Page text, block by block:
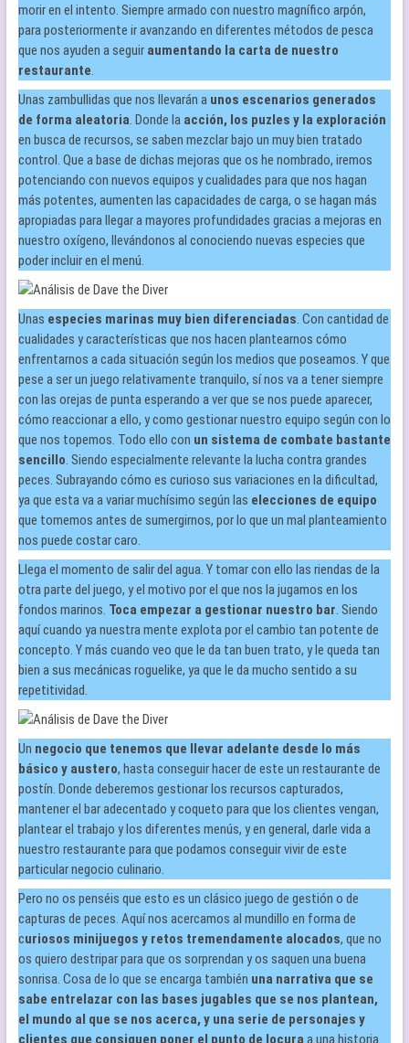
morir en el intento. Siempre armado con nuestro magnífico arpón,
para posteriormente ir avanzando en diferentes métodos de pesca
que nos ayuden a seguir aumentando la carta de nuestro
restaurante.
Unas zambullidas que nos llevarán a unos escenarios generados
de forma aleatoria. Donde la acción, los puzles y la exploración
en busca de recursos, se saben mezclar bajo un muy bien tratado
control. Que a base de dichas mejoras que os he nombrado, iremos
potenciando con nuevos equipos y cualidades para que nos hagan
más potentes, aumenten las capacidades de carga, o se hagan más
apropiadas para llegar a mayores profundidades gracias a mejoras en
nuestro oxígeno, llevándonos al conociendo nuevas especies que
poder incluir en el menú.
Unas especies marinas muy bien diferenciadas. Con cantidad de
cualidades y características que nos hacen plantearnos cómo
enfrentarnos a cada situación según los medios que poseamos. Y que
pese a ser un juego relativamente tranquilo, sí nos va a tener siempre
con las orejas de punta esperando a ver que se nos puede aparecer,
cómo reaccionar a ello, y como gestionar nuestro equipo según con lo
que nos topemos. Todo ello con un sistema de combate bastante
sencillo. Siendo especialmente relevante la lucha contra grandes
peces. Subrayando cómo es curioso sus variaciones en la dificultad,
ya que esta va a variar muchísimo según las elecciones de equipo
que tomemos antes de sumergirnos, por lo que un mal planteamiento
nos puede costar caro.
Llega el momento de salir del agua. Y tomar con ello las riendas de la
otra parte del juego, y el motivo por el que nos la jugamos en los
fondos marinos. Toca empezar a gestionar nuestro bar. Siendo
aquí cuando ya nuestra mente explota por el cambio tan potente de
concepto. Y más cuando veo que le da tan buen trato, y le queda tan
bien a sus mecánicas roguelike, ya que le da mucho sentido a su
repetitividad.
Un negocio que tenemos que llevar adelante desde lo más
básico y austero, hasta conseguir hacer de este un restaurante de
postín. Donde deberemos gestionar los recursos capturados,
mantener el bar adecentado y coqueto para que los clientes vengan,
plantear el trabajo y los diferentes menús, y en general, darle vida a
nuestro restaurante para que podamos conseguir vivir de este
particular negocio culinario.
Pero no os penséis que esto es un clásico juego de gestión o de
capturas de peces. Aquí nos acercamos al mundillo en forma de
curiosos minijuegos y retos tremendamente alocados, que no
os quiero destripar para que os sorprendan y os saquen una buena
sonrisa. Cosa de lo que se encarga también una narrativa que se
sabe entrelazar con las bases jugables que se nos plantean,
el mundo al que se nos acerca, y una serie de personajes y
clientes que consiguen poner el punto de locura a una historia